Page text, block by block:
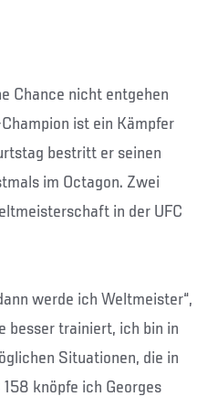
Chance nicht entgehen
ist ein Kämpfer
bestritt er seinen
im Octagon. Zwei
in der UFC
werde ich Weltmeister“,
besser trainiert, ich bin in
Situationen, die in
knöpfe ich Georges